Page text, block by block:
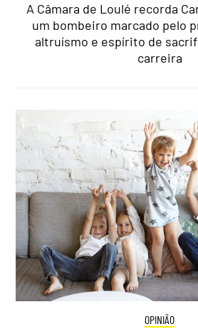
A Câmara de Loulé recorda
um bombeiro marcado pelo
altruísmo e espírito de
carreira
OPINIÃO